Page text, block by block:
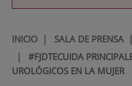
INICIO| SALA DE PRENSA
| #FJDTECUIDA
UROLÓGICOS EN LA MUJER